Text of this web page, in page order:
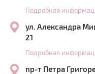
Подробная
ул. Александра
21
Подробная
пр-т Петра